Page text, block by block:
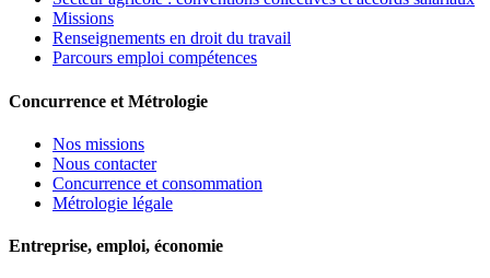
Missions
Renseignements en droit du travail
Parcours emploi compétences
Concurrence et Métrologie
Nos missions
Nous contacter
Concurrence et consommation
Métrologie légale
Entreprise, emploi, économie